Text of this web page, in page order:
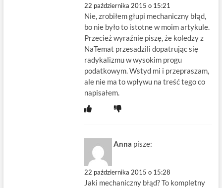
22 października 2015 o 15:21
Nie, zrobiłem głupi mechaniczny błąd,
bo nie było to istotne w moim artykule.
Przecież wyraźnie piszę, że koledzy z
NaTemat przesadzili dopatrując się
radykalizmu w wysokim progu
podatkowym. Wstyd mi i przepraszam,
ale nie ma to wpływu na treść tego co
napisałem.
Anna pisze:
22 października 2015 o 15:28
Jaki mechaniczny błąd? To kompletny